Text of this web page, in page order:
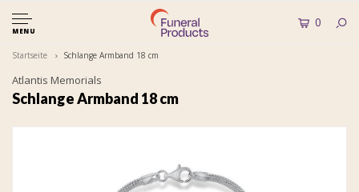
MENU
0
Startseite Schlange Armband 18 cm
Atlantis Memorials
Schlange Armband 18 cm